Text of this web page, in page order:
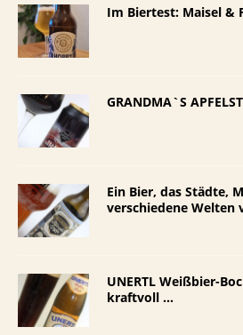
Im Biertest: Maisel &
GRANDMA`S
Ein Bier, das Städte,
verschiedene Welten
UNERTL Weißbier-
kraftvoll …